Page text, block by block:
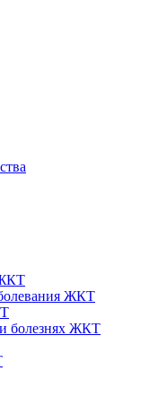
ЖКТ
болезнях ЖКТ